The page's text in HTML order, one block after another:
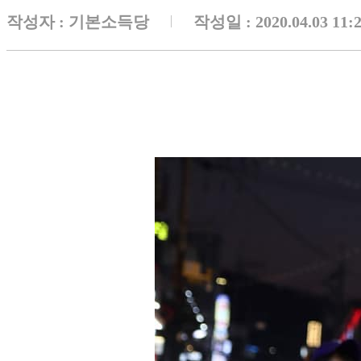
작성자 : 기본소득당 작성일 : 2020.04.03